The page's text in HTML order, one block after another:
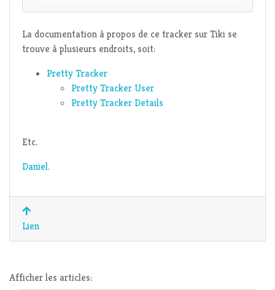
La documentation à propos de ce tracker sur Tiki se
trouve à plusieurs endroits, soit:
Pretty Tracker
Pretty Tracker User
Pretty Tracker Details
Etc.
Daniel.
Lien
Afficher les articles: